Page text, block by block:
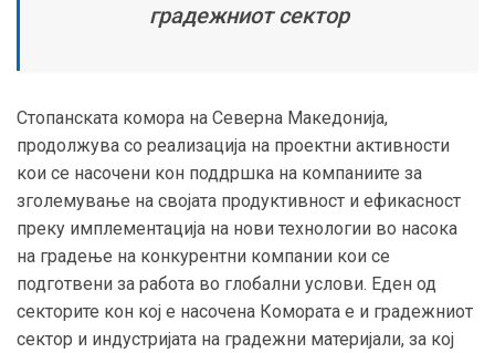
градежниот сектор
Стопанската комора на Северна Македонија,
продолжува со реализација на проектни активности
кои се насочени кон поддршка на компаниите за
зголемување на својата продуктивност и ефикасност
преку имплементација на нови технологии во насока
на градење на конкурентни компании кои се
подготвени за работа во глобални услови. Еден од
секторите кон кој е насочена Комората е и градежниот
сектор и индустријата на градежни материјали, за кој